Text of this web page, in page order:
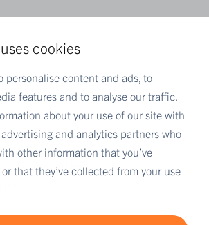
cookies
personalise content and ads, to
features and to analyse our traffic.
about your use of our site with
and analytics partners who
other information that you’ve
that they’ve collected from your use
group directory